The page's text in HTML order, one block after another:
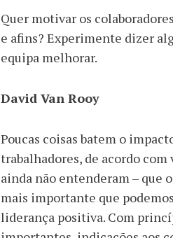
Quer motivar os
e afins? Experimente dizer
equipa melhorar.
David Van Rooy
Poucas coisas batem o
trabalhadores, de acordo
ainda não entenderam – que
mais importante que
liderança positiva. Com